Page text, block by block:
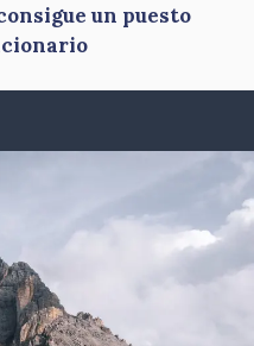
un puesto